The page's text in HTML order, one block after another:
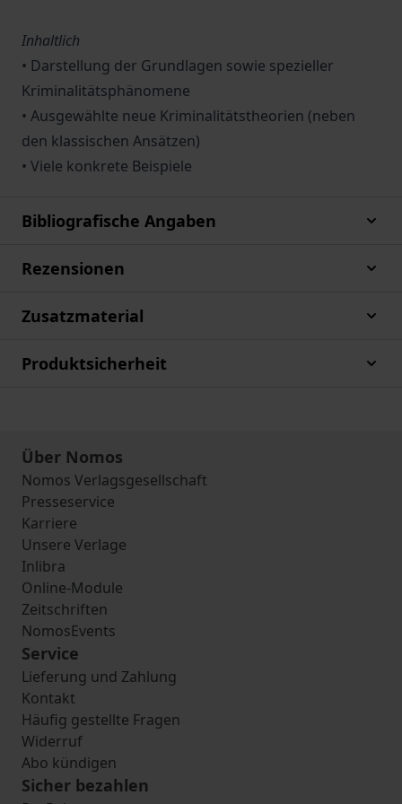
Inhaltlich
• Darstellung der Grundlagen sowie spezieller
Kriminalitätsphänomene
• Ausgewählte neue Kriminalitätstheorien (neben
den klassischen Ansätzen)
• Viele konkrete Beispiele
Bibliografische Angaben
Rezensionen
Zusatzmaterial
Produktsicherheit
Über Nomos
Nomos Verlagsgesellschaft
Presseservice
Karriere
Unsere Verlage
Inlibra
Online-Module
Zeitschriften
NomosEvents
Service
Lieferung und Zahlung
Kontakt
Häufig gestellte Fragen
Widerruf
Abo kündigen
Sicher bezahlen